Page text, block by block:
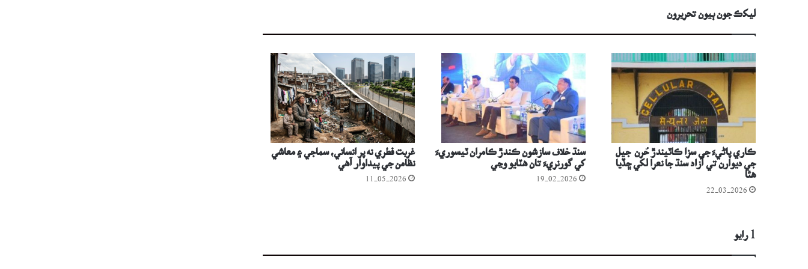
ليکڪ جون ٻيون تحريرون
ڪاري پاڻيءَ جي سزا ڪاٽيندڙ حُرن جيل
جي ديوارن تي آزاد سنڌ جا نعرا لکي ڇڏيا
ھئا
22-03-2026
سنڌ خلاف سازشون ڪندڙ ڪامران ٽيسوريءَ
کي گورنريءَ تان ھٽايو وڃي
19-02-2026
غربت فطري نه پر انساني، سماجي ۽ معاشي
نظامن جي پيداوار آهي
11-05-2026
1 رايو